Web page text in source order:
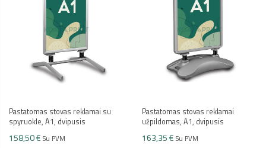
Pastatomas stovas reklamai su
spyruokle, A1, dvipusis
158,50 € Su PVM
Pastatomas stovas reklamai
užpildomas, A1, dvipusis
163,35 € Su PVM